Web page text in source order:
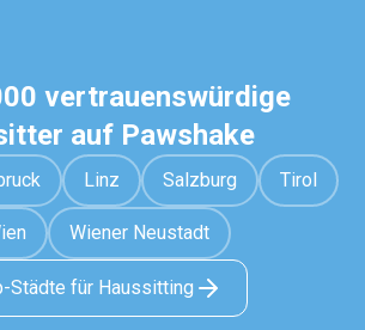
vertrauenswürdige
auf Pawshake
Linz Salzburg Tirol
Wiener Neustadt
Städte für Haussitting